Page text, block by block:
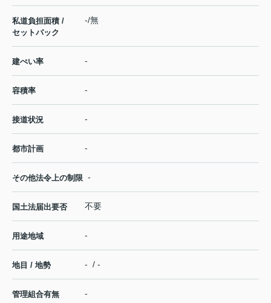
私道負担面積 /
セットバック
-/無
建ぺい率 -
容積率 -
接道状況 -
都市計画 -
その他法令上の制限 -
国土法届出要否 不要
用途地域 -
地目 / 地勢 - / -
管理組合有無 -